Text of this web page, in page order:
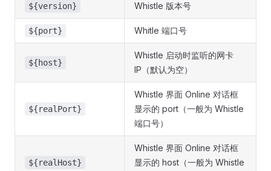
${version} Whistle 版本号
${port} Whitle 端口号
${host}
Whistle 启动时监听的网卡
IP（默认为空）
${realPort}
Whistle 界面 Online 对话框
显示的 port（一般为 Whistle
端口号）
${realHost}
Whistle 界面 Online 对话框
显示的 host（一般为 Whistle